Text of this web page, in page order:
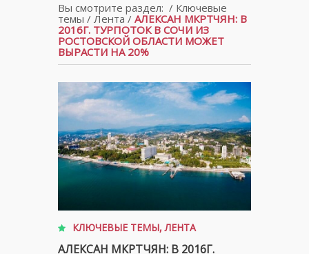
Вы смотрите раздел: / Ключевые
темы / Лента/ АЛЕКСАН МКРТЧЯН: В
2016Г. ТУРПОТОК В СОЧИ ИЗ
РОСТОВСКОЙ ОБЛАСТИ МОЖЕТ
ВЫРАСТИ НА 20%
КЛЮЧЕВЫЕ ТЕМЫ,ЛЕНТА
АЛЕКСАН МКРТЧЯН: В 2016Г.